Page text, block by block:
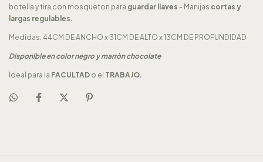
botella y tira con mosqueton para guardar llaves - Manijas cortas y
largas regulables.
Medidas: 44CM DE ANCHO x 31CM DE ALTO x 13CM DE PROFUNDIDAD
Disponible en color negro y marròn chocolate
Ideal para la FACULTAD o el TRABAJO.